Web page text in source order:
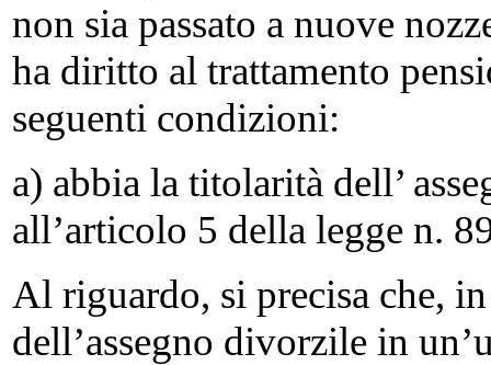
non sia passato a nuove
ha diritto al trattamento
seguenti condizioni:
a) abbia la titolarità dell’
all’articolo 5 della legge n.
Al riguardo, si precisa che,
dell’assegno divorzile in